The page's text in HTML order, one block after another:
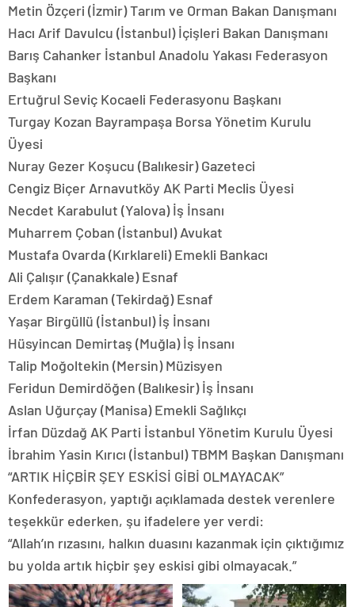
Metin Özçeri (İzmir) Tarım ve Orman Bakan Danışmanı
Hacı Arif Davulcu (İstanbul) İçişleri Bakan Danışmanı
Barış Cahanker İstanbul Anadolu Yakası Federasyon
Başkanı
Ertuğrul Seviç Kocaeli Federasyonu Başkanı
Turgay Kozan Bayrampaşa Borsa Yönetim Kurulu
Üyesi
Nuray Gezer Koşucu (Balıkesir) Gazeteci
Cengiz Biçer Arnavutköy AK Parti Meclis Üyesi
Necdet Karabulut (Yalova) İş İnsanı
Muharrem Çoban (İstanbul) Avukat
Mustafa Ovarda (Kırklareli) Emekli Bankacı
Ali Çalışır (Çanakkale) Esnaf
Erdem Karaman (Tekirdağ) Esnaf
Yaşar Birgüllü (İstanbul) İş İnsanı
Hüsyincan Demirtaş (Muğla) İş İnsanı
Talip Moğoltekin (Mersin) Müzisyen
Feridun Demirdöğen (Balıkesir) İş İnsanı
Aslan Uğurçay (Manisa) Emekli Sağlıkçı
İrfan Düzdağ AK Parti İstanbul Yönetim Kurulu Üyesi
İbrahim Yasin Kırıcı (İstanbul) TBMM Başkan Danışmanı
“ARTIK HİÇBİR ŞEY ESKİSİ GİBİ OLMAYACAK”
Konfederasyon, yaptığı açıklamada destek verenlere
teşekkür ederken, şu ifadelere yer verdi:
“Allah’ın rızasını, halkın duasını kazanmak için çıktığımız
bu yolda artık hiçbir şey eskisi gibi olmayacak.”